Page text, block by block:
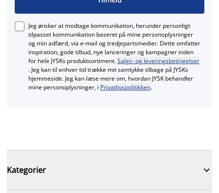
Jeg ønsker at modtage kommunikation, herunder personligt
tilpasset kommunikation baseret på mine personoplysninger
og min adfærd, via e‑mail og tredjepartsmedier. Dette omfatter
inspiration, gode tilbud, nye lanceringer og kampagner inden
for hele JYSKs produktsortiment.Salgs- og leveringsbetingelser
. Jeg kan til enhver tid trække mit samtykke tilbage på JYSKs
hjemmeside. Jeg kan læse mere om, hvordan JYSK behandler
mine personoplysninger, i Privatlivspolitikken.
Kategorier 